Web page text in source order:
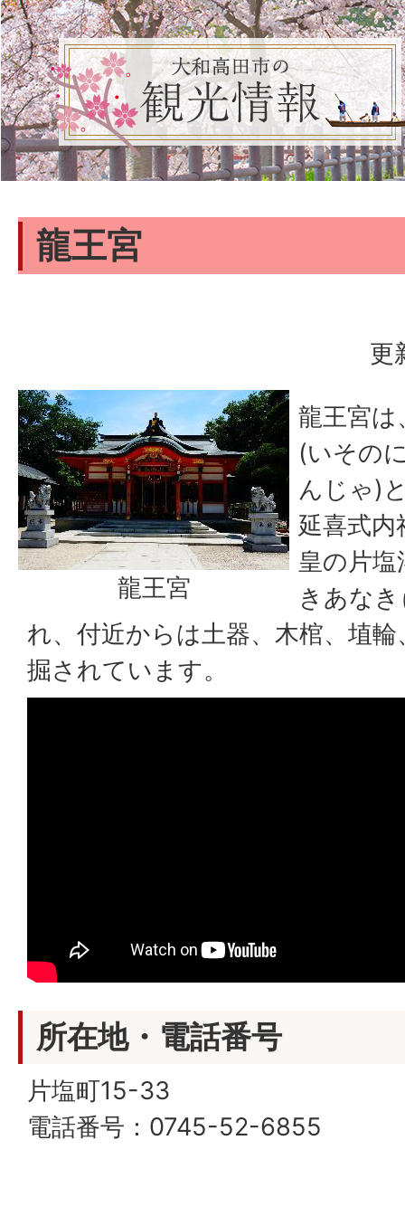
龍王宮
更
龍王宮
龍王宮は
(いその
んじゃ)
延喜式内
皇の片
きあな
れ、付近からは土器、木棺、埴
掘されています。
所在地・電話番号
片塩町15-33
電話番号：0745-52-6855